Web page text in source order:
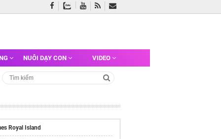
NUÔI DẠY CON VIDEO
Royal Island